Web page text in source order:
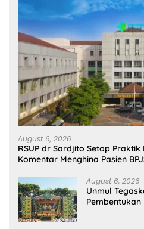
August 6, 2026
RSUP dr Sardjito Setop
Komentar Menghina Pasien
August 6, 2026
Unmul